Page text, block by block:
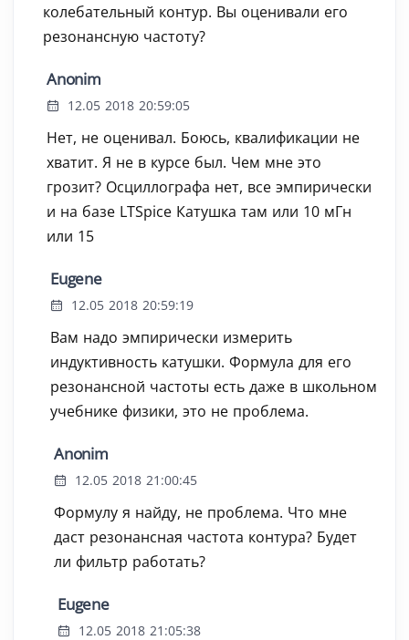
колебательный контур. Вы оценивали его
резонансную частоту?
Anonim
12.05 2018 20:59:05
Нет, не оценивал. Боюсь, квалификации не
хватит. Я не в курсе был. Чем мне это
грозит? Осциллографа нет, все эмпирически
и на базе LTSpice Катушка там или 10 мГн
или 15
Eugene
12.05 2018 20:59:19
Вам надо эмпирически измерить
индуктивность катушки. Формула для его
резонансной частоты есть даже в школьном
учебнике физики, это не проблема.
Anonim
12.05 2018 21:00:45
Формулу я найду, не проблема. Что мне
даст резонансная частота контура? Будет
ли фильтр работать?
Eugene
12.05 2018 21:05:38